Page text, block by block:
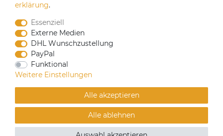
CoffeeB2B hat eine Einkaufsvereinbarung mit
Coffeefair. Sollten Sie den Mindestbestellwert nicht
Verkauf nur an gewerbliche Kunden | Mindestbestellwert
© Copyright 2019 Alle Rechte vorbehalten. | webshop by
erklärung.
Essenziell
Externe Medien
DHL Wunschzustellung
PayPal
Funktional
Weitere Einstellungen
Alle akzeptieren
Alle ablehnen